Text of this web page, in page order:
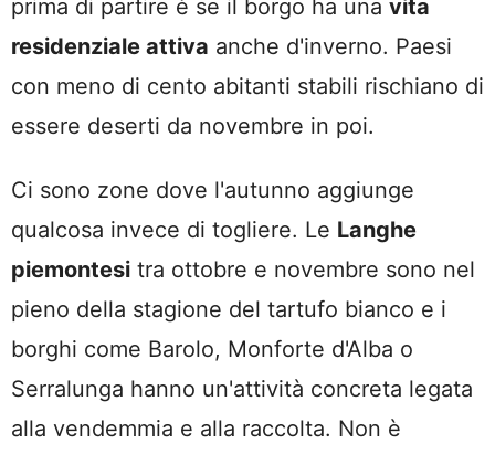
prima di partire è se il borgo ha una vita
residenziale attiva anche d'inverno. Paesi
con meno di cento abitanti stabili rischiano di
essere deserti da novembre in poi.
Ci sono zone dove l'autunno aggiunge
qualcosa invece di togliere. Le Langhe
piemontesi tra ottobre e novembre sono nel
pieno della stagione del tartufo bianco e i
borghi come Barolo, Monforte d'Alba o
Serralunga hanno un'attività concreta legata
alla vendemmia e alla raccolta. Non è